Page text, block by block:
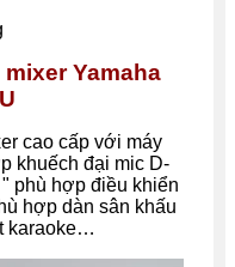
Yamaha
cao cấp với máy
khuếch đại mic D-
phù hợp điều khiển
hợp dàn sân khấu
karaoke…